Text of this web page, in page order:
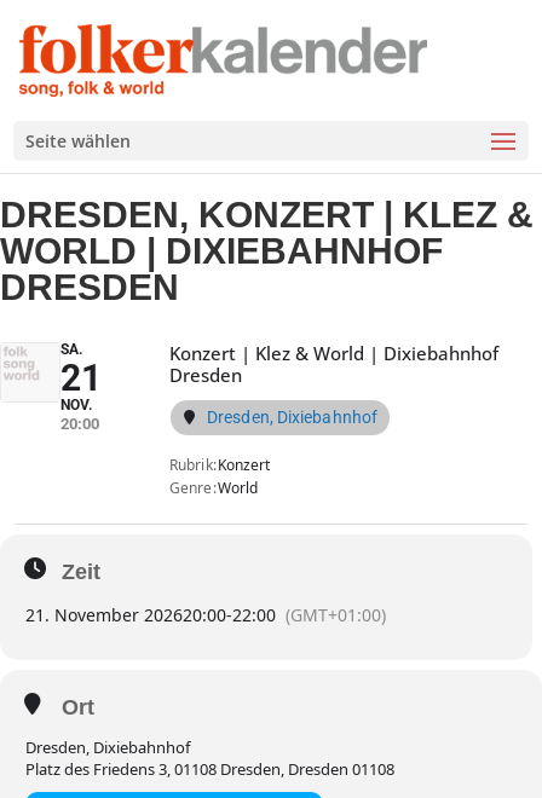
Seite wählen
DRESDEN, KONZERT | KLEZ &
WORLD | DIXIEBAHNHOF
DRESDEN
SA.
21
NOV.
20:00
Konzert | Klez & World | Dixiebahnhof
Dresden
Dresden, Dixiebahnhof
Rubrik Konzert
Genre World
Zeit
21. November 202620:00-22:00 (GMT+01:00)
Ort
Dresden, Dixiebahnhof
Platz des Friedens 3, 01108 Dresden, Dresden 01108